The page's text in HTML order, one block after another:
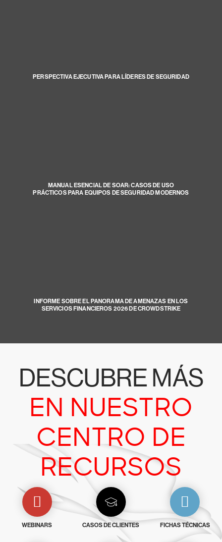
PERSPECTIVA EJECUTIVA PARA LÍDERES DE SEGURIDAD
MANUAL ESENCIAL DE SOAR: CASOS DE USO
PRÁCTICOS PARA EQUIPOS DE SEGURIDAD MODERNOS
INFORME SOBRE EL PANORAMA DE AMENAZAS EN LOS
SERVICIOS FINANCIEROS 2026 DE CROWDSTRIKE
DESCUBRE MÁS
EN NUESTRO
CENTRO DE
RECURSOS
WEBINARS CASOS DE CLIENTES FICHAS TÉCNICAS